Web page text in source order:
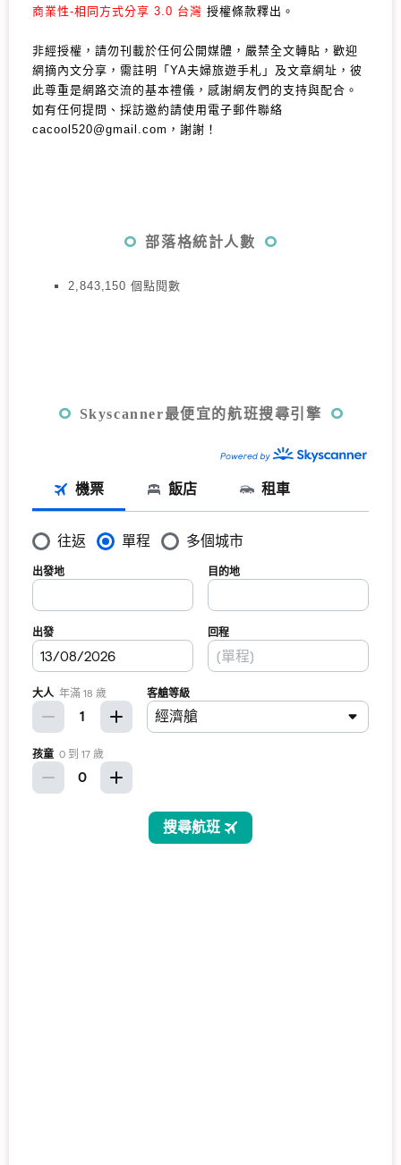
商業性-相同方式分享 3.0 台灣 授權條款釋出。
非經授權，請勿刊載於任何公開媒體，嚴禁全文轉貼，歡迎
網摘內文分享，需註明「YA夫婦旅遊手札」及文章網址，彼
此尊重是網路交流的基本禮儀，感謝網友們的支持與配合。
如有任何提問、採訪邀約請使用電子郵件聯絡
cacool520@gmail.com，謝謝！
部落格統計人數
2,843,150 個點閱數
Skyscanner最便宜的航班搜尋引擎